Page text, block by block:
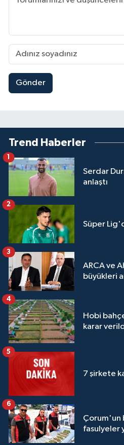
Gönder
Trend Haberler
Serdar
anlaştı
1
Süper
2
ARCA ve
büyükleri
3
Hobi
karar
4
7 şirkete
5
Çorum'un
fasulyeler
6